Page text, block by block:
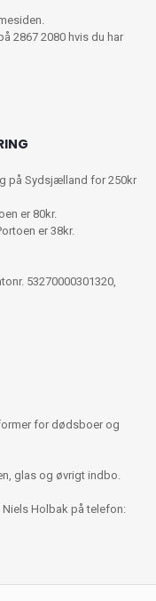
2867 2080 hvis du har
på Sydsjælland for 250kr
er 80kr.
er 38kr.
53270000301320,
for dødsboer og
glas og øvrigt indbo.
Holbak på telefon: